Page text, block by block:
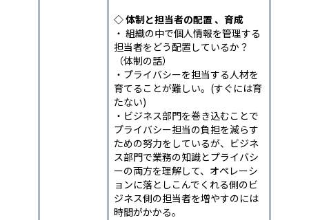
◇ 体制と担当者の配置 、育成
・ 組織の中で個人情報を管理する
担当者をどう配置しているか？
（体制の話）
・プライバシーを担当する人材を
育てることが難しい。(すぐには育
たない)
・ビジネス部門を巻き込むことで
プライバシー担当の負担を減らす
ための努力をしているが、ビジネ
ス部門で業務の知識とプライバシ
ーの両方を理解して、オペレーシ
ョンに落としこんでくれる側のビ
ジネス側の担当者を増やすのには
時間がかかる。